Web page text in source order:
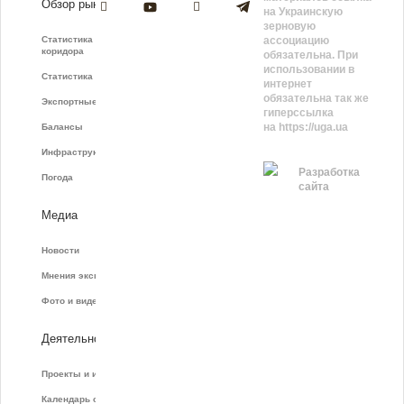
Обзор рынка
Статистика зернового
коридора
Статистика фрахта
Экспортные показатели
Балансы
Инфраструктура
Погода
Медиа
Новости
Мнения экспертов
Фото и видео
Деятельность
Проекты и инициативы
Календарь событий
на Украинскую
зерновую
ассоциацию
обязательна. При
использовании в
интернет
обязательна так же
гиперссылка
на https://uga.ua
Разработка
сайта